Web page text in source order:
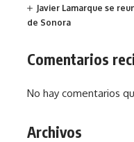
Javier Lamarque se
de Sonora
Comentarios
No hay comentarios
Archivos